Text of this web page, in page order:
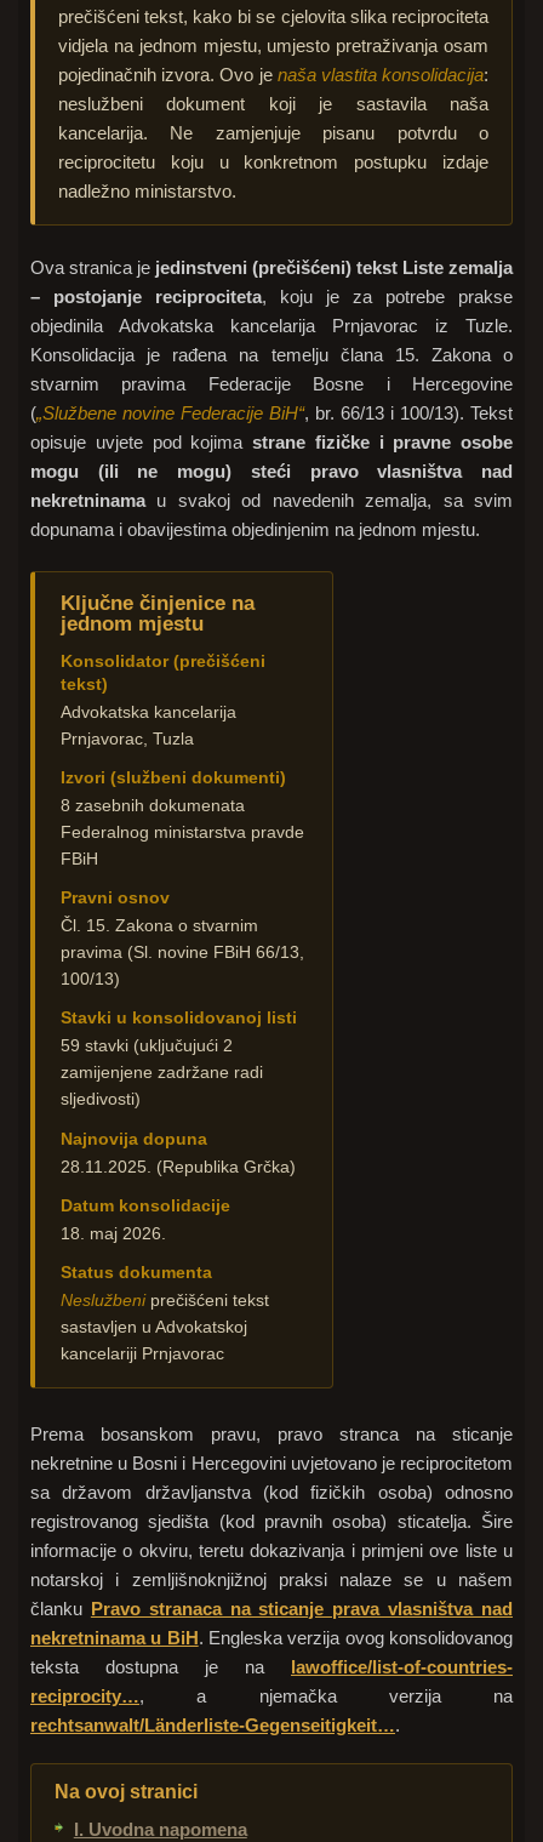
prečišćeni tekst, kako bi se cjelovita slika reciprociteta
vidjela na jednom mjestu, umjesto pretraživanja osam
pojedinačnih izvora. Ovo je naša vlastita konsolidacija:
neslužbeni dokument koji je sastavila naša
kancelarija. Ne zamjenjuje pisanu potvrdu o
reciprocitetu koju u konkretnom postupku izdaje
nadležno ministarstvo.
Ova stranica je jedinstveni (prečišćeni) tekst Liste zemalja
– postojanje reciprociteta, koju je za potrebe prakse
objedinila Advokatska kancelarija Prnjavorac iz Tuzle.
Konsolidacija je rađena na temelju člana 15. Zakona o
stvarnim pravima Federacije Bosne i Hercegovine
(„Službene novine Federacije BiH“, br. 66/13 i 100/13). Tekst
opisuje uvjete pod kojima strane fizičke i pravne osobe
mogu (ili ne mogu) steći pravo vlasništva nad
nekretninamau svakoj od navedenih zemalja, sa svim
dopunama i obavijestima objedinjenim na jednom mjestu.
Ključne činjenice na
jednom mjestu
Konsolidator (prečišćeni
tekst)
Advokatska kancelarija
Prnjavorac, Tuzla
Izvori (službeni dokumenti)
8 zasebnih dokumenata
Federalnog ministarstva pravde
FBiH
Pravni osnov
Čl. 15. Zakona o stvarnim
pravima (Sl. novine FBiH 66/13,
100/13)
Stavki u konsolidovanoj listi
59 stavki (uključujući 2
zamijenjene zadržane radi
sljedivosti)
Najnovija dopuna
28.11.2025. (Republika Grčka)
Datum konsolidacije
18. maj 2026.
Status dokumenta
Neslužbeniprečišćeni tekst
sastavljen u Advokatskoj
kancelariji Prnjavorac
Prema bosanskom pravu, pravo stranca na sticanje
nekretnine u Bosni i Hercegovini uvjetovano je reciprocitetom
sa državom državljanstva (kod fizičkih osoba) odnosno
registrovanog sjedišta (kod pravnih osoba) sticatelja. Šire
informacije o okviru, teretu dokazivanja i primjeni ove liste u
notarskoj i zemljišnoknjižnoj praksi nalaze se u našem
članku Pravo stranaca na sticanje prava vlasništva nad
nekretninama u BiH. Engleska verzija ovog konsolidovanog
teksta dostupna je na lawoffice/list-of-countries-
reciprocity…, a njemačka verzija na
rechtsanwalt/Länderliste-Gegenseitigkeit….
Na ovoj stranici
I. Uvodna napomena